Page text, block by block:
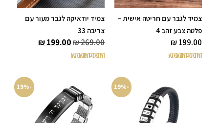
צמיד לגבר עם חריטה אישית –
פלטה צבע זהב 4
₪199.00
הוספה לסל
צמיד יודאיקה לגבר מעור עם
צריבה 33
₪269.00
₪199.00
הוספה לסל
-19%
-19%